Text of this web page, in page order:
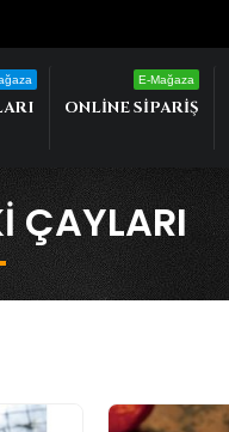
ONLINE SIPARIŞ
E-Mağaza
ÇAYLARI